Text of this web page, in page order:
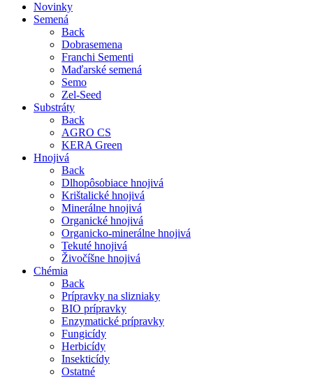
Novinky
Semená
Back
Dobrasemena
Franchi Sementi
Maďarské semená
Semo
Zel-Seed
Substráty
Back
AGRO CS
KERA Green
Hnojivá
Back
Dlhopôsobiace hnojivá
Krištalické hnojivá
Minerálne hnojivá
Organické hnojivá
Organicko-minerálne hnojivá
Tekuté hnojivá
Živočíšne hnojivá
Chémia
Back
Prípravky na slizniaky
BIO prípravky
Enzymatické prípravky
Fungicídy
Herbicídy
Insekticídy
Ostatné